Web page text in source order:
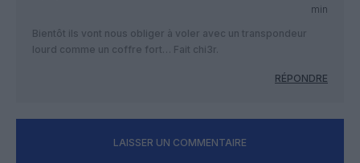
min
Bientôt ils vont nous obliger à voler avec un transpondeur
lourd comme un coffre fort… Fait chi3r.
RÉPONDRE
LAISSER UN COMMENTAIRE